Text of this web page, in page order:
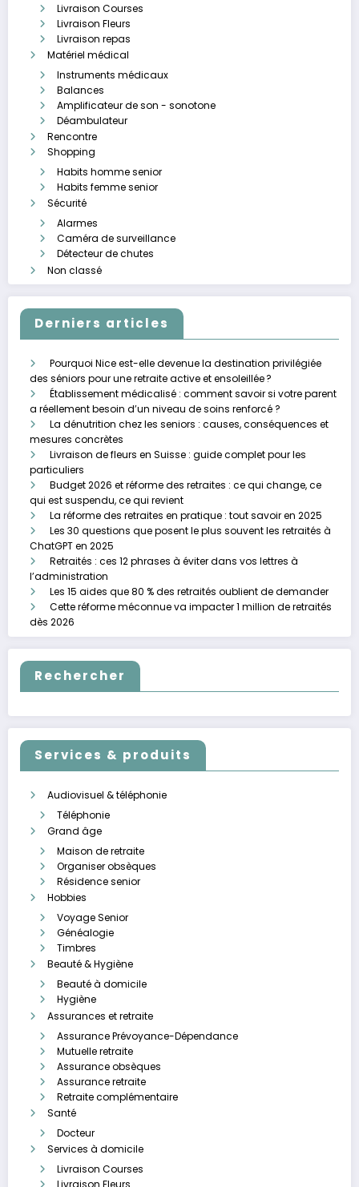
Livraison Courses
Livraison Fleurs
Livraison repas
Matériel médical
Instruments médicaux
Balances
Amplificateur de son - sonotone
Déambulateur
Rencontre
Shopping
Habits homme senior
Habits femme senior
Sécurité
Alarmes
Caméra de surveillance
Détecteur de chutes
Non classé
Derniers articles
Pourquoi Nice est-elle devenue la destination privilégiée
des séniors pour une retraite active et ensoleillée ?
Établissement médicalisé : comment savoir si votre parent
a réellement besoin d’un niveau de soins renforcé ?
La dénutrition chez les seniors : causes, conséquences et
mesures concrètes
Livraison de fleurs en Suisse : guide complet pour les
particuliers
Budget 2026 et réforme des retraites : ce qui change, ce
qui est suspendu, ce qui revient
La réforme des retraites en pratique : tout savoir en 2025
Les 30 questions que posent le plus souvent les retraités à
ChatGPT en 2025
Retraités : ces 12 phrases à éviter dans vos lettres à
l’administration
Les 15 aides que 80 % des retraités oublient de demander
Cette réforme méconnue va impacter 1 million de retraités
dès 2026
Rechercher
Services & produits
Audiovisuel & téléphonie
Téléphonie
Grand âge
Maison de retraite
Organiser obsèques
Résidence senior
Hobbies
Voyage Senior
Généalogie
Timbres
Beauté & Hygiène
Beauté à domicile
Hygiène
Assurances et retraite
Assurance Prévoyance-Dépendance
Mutuelle retraite
Assurance obsèques
Assurance retraite
Retraite complémentaire
Santé
Docteur
Services à domicile
Livraison Courses
Livraison Fleurs